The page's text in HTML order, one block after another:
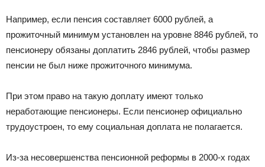
Например, если пенсия составляет 6000 рублей, а
прожиточный минимум установлен на уровне 8846 рублей, то
пенсионеру обязаны доплатить 2846 рублей, чтобы размер
пенсии не был ниже прожиточного минимума.
При этом право на такую доплату имеют только
неработающие пенсионеры. Если пенсионер официально
трудоустроен, то ему социальная доплата не полагается.
Из-за несовершенства пенсионной реформы в 2000-х годах